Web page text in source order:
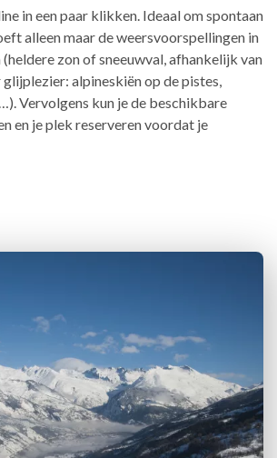
in een paar klikken. Ideaal om spontaan
alleen maar de weersvoorspellingen in
zon of sneeuwval, afhankelijk van
alpineskiën op de pistes,
Vervolgens kun je de beschikbare
en je plek reserveren voordat je